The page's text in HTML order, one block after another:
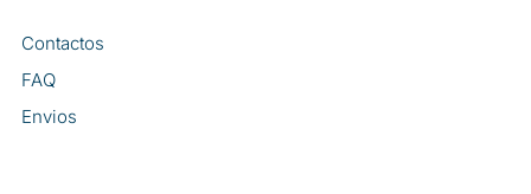
Contactos
FAQ
Envios